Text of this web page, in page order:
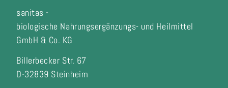
sanitas -
biologische Nahrungsergänzungs- und Heilmittel
GmbH & Co. KG
Billerbecker Str. 67
D-32839 Steinheim